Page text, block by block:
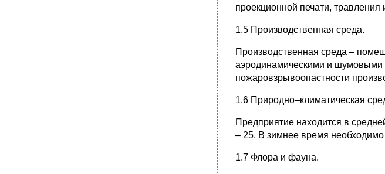
проекционной печати, травления
1.5 Производственная среда.
Производственная среда –
аэродинамическими и шумовыми
пожаровзрывоопастности
1.6 Природно–климатическая
Предприятие находится в
– 25. В зимнее время
1.7 Флора и фауна.